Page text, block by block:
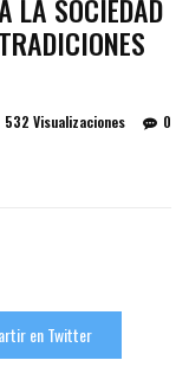
LA SOCIEDAD
0
532 Visualizaciones
en Twitter